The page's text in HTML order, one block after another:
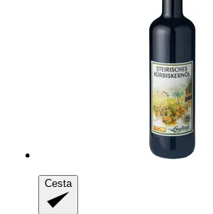
Cesta